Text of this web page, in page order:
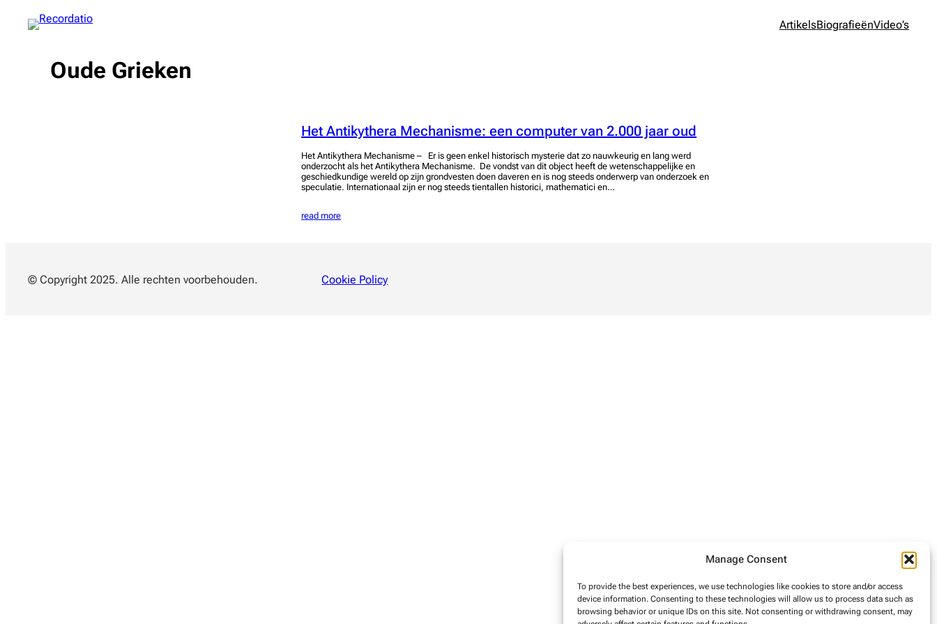
Manage Consent
To provide the best experiences, we use technologies like cookies to store and/or access
device information. Consenting to these technologies will allow us to process data such as
browsing behavior or unique IDs on this site. Not consenting or withdrawing consent, may
ArtikelsBiografieënVideo’s
Oude Grieken
Het Antikythera Mechanisme: een computer van 2.000 jaar oud
Het Antikythera Mechanisme – Er is geen enkel historisch mysterie dat zo nauwkeurig en lang werd
onderzocht als het Antikythera Mechanisme. De vondst van dit object heeft de wetenschappelijke en
geschiedkundige wereld op zijn grondvesten doen daveren en is nog steeds onderwerp van onderzoek en
speculatie. Internationaal zijn er nog steeds tientallen historici, mathematici en…
read more
© Copyright 2025. Alle rechten voorbehouden. Cookie Policy